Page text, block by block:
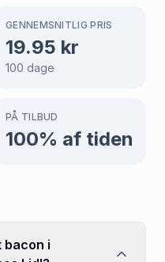
GENNEMSNITLIG PRIS
19.95 kr
100 dage
PÅ TILBUD
100% af tiden
bacon i